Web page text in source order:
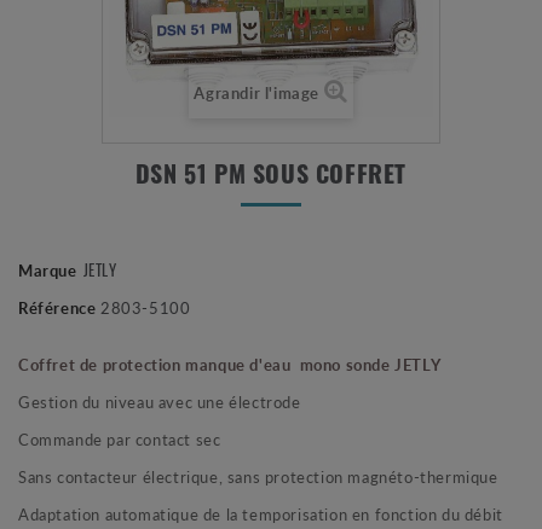
Agrandir l'image
DSN 51 PM SOUS COFFRET
Marque JETLY
Référence 2803-5100
Coffret de protection manque d'eau mono sonde JETLY
Gestion du niveau avec uneélectrode
Commande par contact sec
Sans contacteur électrique, sans protection magnéto-thermique
Adaptation automatique de la temporisation en fonction du débit